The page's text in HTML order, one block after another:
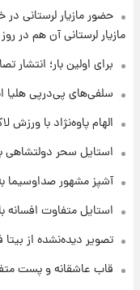
۲۱
حضور مازیار لرستانی
مازیار لرستانی آن هم در
برای اولین بار؛ انتشار
سلفی‌های پی‌درپی هلیا
الهام پاوه‌نژاد با
استایل سحر
آشپز مشهور صداوسیما
استایل متفاوت افسانه بایگان در
تصویر دیده‌نشده از
قاب عاشقانه و پست